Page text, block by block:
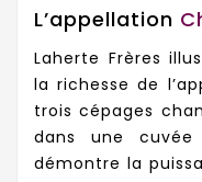
L’appellation
Laherte Frères
la richesse de
trois cépages
dans une cuvée
démontre la